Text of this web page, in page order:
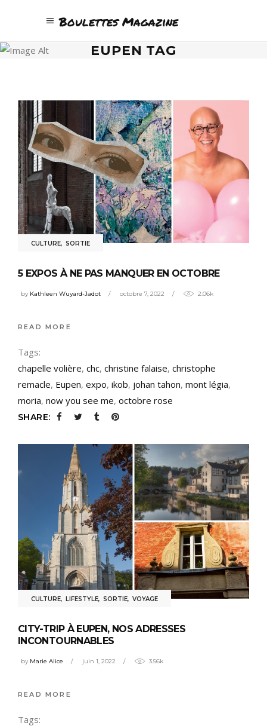
Boulettes Magazine
EUPEN TAG
CULTURE, SORTIE
5 EXPOS À NE PAS MANQUER EN OCTOBRE
by Kathleen Wuyard-Jadot octobre 7, 2022 2.06k
READ MORE
Tags:
chapelle volière, chc, christine falaise, christophe
remacle, Eupen, expo, ikob, johan tahon, mont légia,
moria, now you see me, octobre rose
SHARE:
CULTURE, LIFESTYLE, SORTIE, VOYAGE
CITY-TRIP À EUPEN, NOS ADRESSES
INCONTOURNABLES
by Marie Alice juin 1, 2022 3.56k
READ MORE
Tags: